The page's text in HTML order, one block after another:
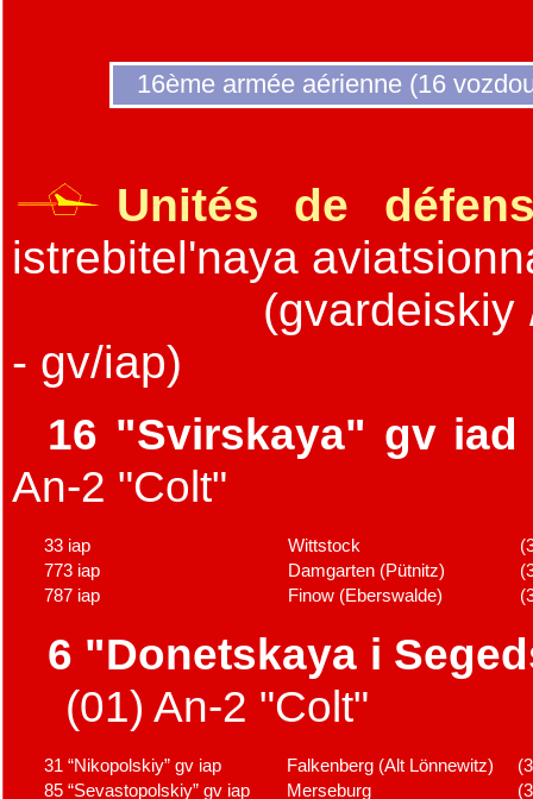
16ème armée aérienne (16
Unités de
istrebitel'naya
- gv/iap)
16 "Svirskaya" gv iad
An-2 "Colt"
33 iap Wittstock
773 iap
Damgarten (Pütnitz)
787 iap
Finow (Eberswalde)
6 "Donetskaya i
(01) An-2 "Colt"
31 “Nikopolskiy” gv iap Falkenberg (Alt Lönnewitz)
85 “Sevastopolskiy” gv iap
Merseburg